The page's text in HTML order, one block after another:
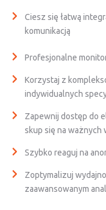
Ciesz się łatwą
komunikacją
Profesjonalne
Korzystaj z
indywidualnych
Zapewnij dostęp do
skup się na ważnych
Szybko reaguj na
Zoptymalizuj
zaawansowanym